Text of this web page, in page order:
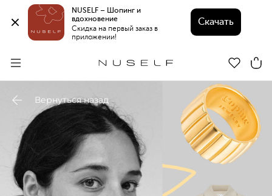
NUSELF – Шопинг и
вдохновение
Скидка на первый заказ в
приложении!
Скачать
Вернуться назад